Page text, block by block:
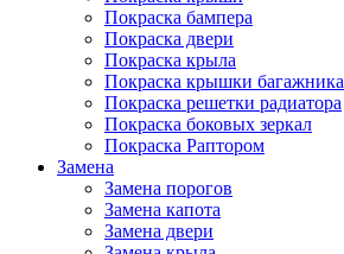
Покраска бампера
Покраска двери
Покраска крыла
Покраска крышки багажника
Покраска решетки радиатора
Покраска боковых зеркал
Покраска Раптором
Замена
Замена порогов
Замена капота
Замена двери